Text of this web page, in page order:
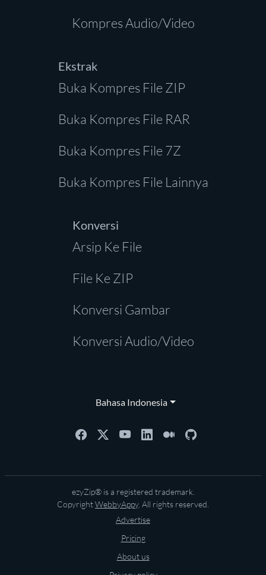
Kompres Audio/Video
Ekstrak
Buka Kompres File ZIP
Buka Kompres File RAR
Buka Kompres File 7Z
Buka Kompres File Lainnya
Konversi
Arsip Ke File
File Ke ZIP
Konversi Gambar
Konversi Audio/Video
Bahasa Indonesia
ezyZip® is a registered trademark.
CopyrightWebbyAppy. All rights reserved.
Advertise
Pricing
About us